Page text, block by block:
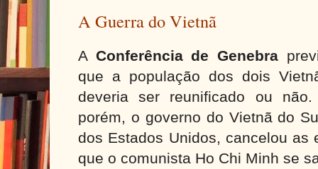
A Guerra do Vietnã
A Conferência de Genebra
que a população dos dois
deveria ser reunificado ou
porém, o governo do Vietnã do
dos Estados Unidos, cancelou as
que o comunista Ho Chi Minh se